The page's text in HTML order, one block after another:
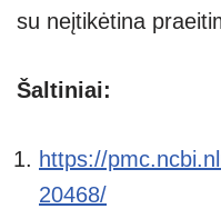
su neįtikėtina
Šaltiniai:
https://
20468/